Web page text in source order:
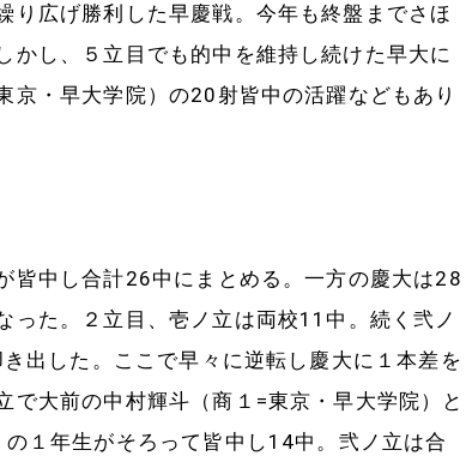
り広げ勝利した早慶戦。今年も終盤までさほ
かし、５立目でも的中を維持し続けた早大に
京・早大学院）の20射皆中の活躍などもあり
中し合計26中にまとめる。一方の慶大は28
った。２立目、壱ノ立は両校11中。続く弐ノ
出した。ここで早々に逆転し慶大に１本差を
大前の中村輝斗（商１=東京・早大学院）と
１年生がそろって皆中し14中。弐ノ立は合